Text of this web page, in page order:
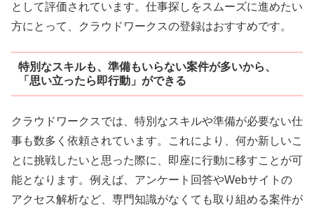
として評価されています。仕事探しをスムーズに進めたい
方にとって、クラウドワークスの登録はおすすめです。
特別なスキルも、準備もいらない案件が多いから、
「思い立ったら即行動」ができる
クラウドワークスでは、特別なスキルや準備が必要ない仕
事も数多く依頼されています。これにより、何か新しいこ
とに挑戦したいと思った際に、即座に行動に移すことが可
能となります。例えば、アンケート回答やWebサイトの
アクセス解析など、専門知識がなくても取り組める案件が